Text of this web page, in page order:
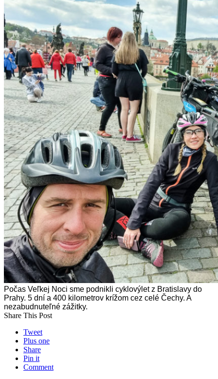
Počas Veľkej Noci sme podnikli cyklovýlet z Bratislavy do
Prahy. 5 dní a 400 kilometrov krížom cez celé Čechy. A
nezabudnuteľné zážitky.
Share This Post
Tweet
Plus one
Share
Pin it
Comment